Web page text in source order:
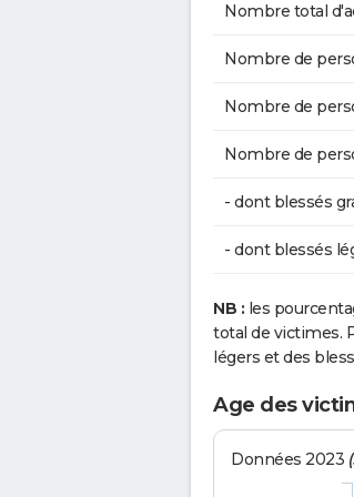
Nombre total
Nombre de
Nombre de
Nombre de
- dont blessés
- dont blessés
NB : les
total de victimes.
légers et des
Age des
Données 2023